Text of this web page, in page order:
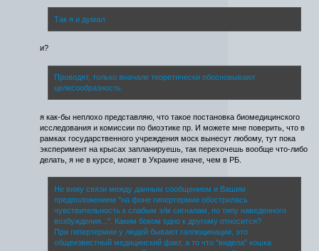
Так я и думал.
и?
Проводят, только вначале теоретически обосновывают
целесообразность.
я как-бы неплохо представляю, что такое постановка биомедицинского
исследования и комиссии по биоэтике пр. И можете мне поверить, что в
рамках государственного учреждения моск вынесут любому, тут пока
эксперимент на крысах запланируешь, так перехочешь вообще что-либо
делать, я не в курсе, может в Украине иначе, чем в РБ.
Не вижу связи между данным сообщением и Вашим
предположением "на фоне гипертермии обострилась
чувствительность к слабым э/м сигналам, по типу наведенного
возбуждения...". Каким боком одно к другому относится?
При гипертермии у людей бывают галлюцинации, это
общеизвестный медицинский факт, а то что "видела" кошка